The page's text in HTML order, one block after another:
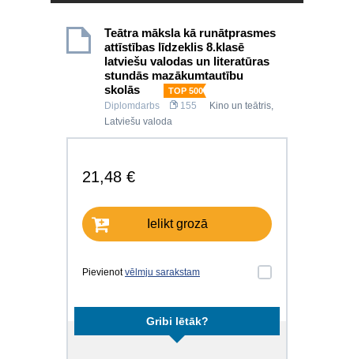
Teātra māksla kā runātprasmes
attīstības līdzeklis 8.klasē
latviešu valodas un literatūras
stundās mazākumtautību
skolās
TOP 500
Diplomdarbs 155 Kino un teātris,
Latviešu valoda
21,48 €
Ielikt grozā
Pievienotvēlmju sarakstam
Gribi lētāk?